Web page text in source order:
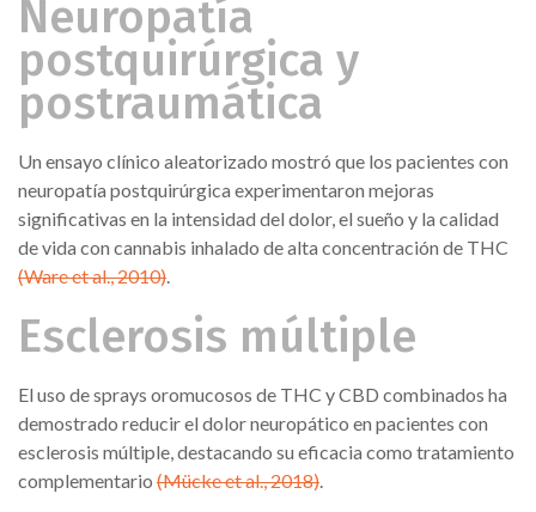
Neuropatía
postquirúrgica y
postraumática
Un ensayo clínico aleatorizado mostró que los pacientes con
neuropatía postquirúrgica experimentaron mejoras
significativas en la intensidad del dolor, el sueño y la calidad
de vida con cannabis inhalado de alta concentración de THC
(Ware et al., 2010).
Esclerosis múltiple
El uso de sprays oromucosos de THC y CBD combinados ha
demostrado reducir el dolor neuropático en pacientes con
esclerosis múltiple, destacando su eficacia como tratamiento
complementario (Mücke et al., 2018).